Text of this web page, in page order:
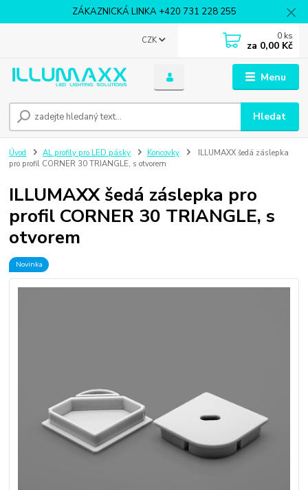
ZÁKAZNICKÁ LINKA +420 731 228 255
Menu
CZK
Hledat
0 ks
za 0,00 Kč
Úvod AL profily pro LED pásky Koncovky
ILLUMAXX šedá záslepka
pro profil CORNER 30 TRIANGLE, s otvorem
ILLUMAXX šedá záslepka pro
profil CORNER 30 TRIANGLE, s
otvorem
Novinka